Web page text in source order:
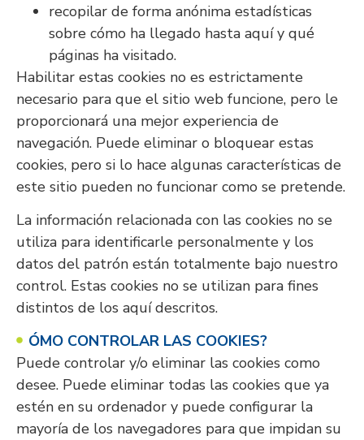
recopilar de forma anónima estadísticas
sobre cómo ha llegado hasta aquí y qué
páginas ha visitado.
Habilitar estas cookies no es estrictamente
necesario para que el sitio web funcione, pero le
proporcionará una mejor experiencia de
navegación. Puede eliminar o bloquear estas
cookies, pero si lo hace algunas características de
este sitio pueden no funcionar como se pretende.
La información relacionada con las cookies no se
utiliza para identificarle personalmente y los
datos del patrón están totalmente bajo nuestro
control. Estas cookies no se utilizan para fines
distintos de los aquí descritos.
ÓMO CONTROLAR LAS COOKIES?
Puede controlar y/o eliminar las cookies como
desee. Puede eliminar todas las cookies que ya
estén en su ordenador y puede configurar la
mayoría de los navegadores para que impidan su